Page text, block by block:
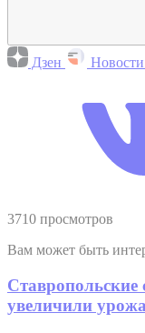
Дзен Новости
3710 просмотров
Вам может быть
Ставропольские
увеличили